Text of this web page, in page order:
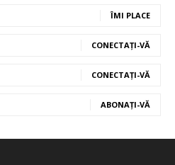
ÎMI PLACE
CONECTAȚI-VĂ
CONECTAȚI-VĂ
ABONAȚI-VĂ